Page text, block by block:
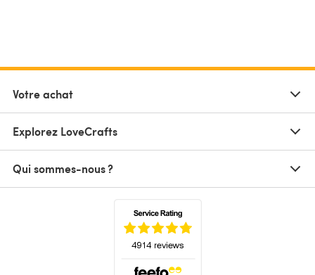
Votre achat
Explorez LoveCrafts
Qui sommes-nous ?